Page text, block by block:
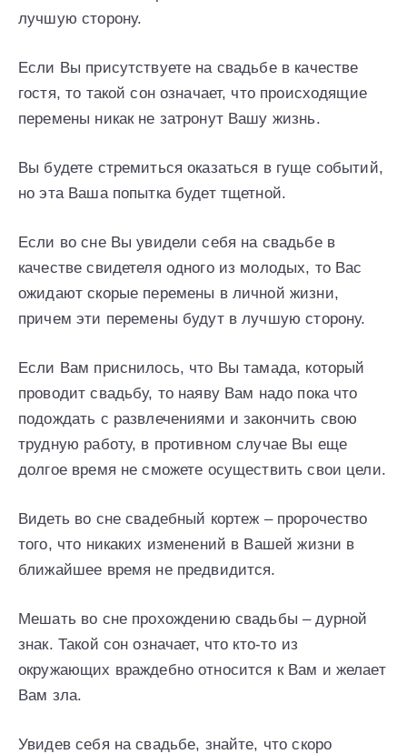
лучшую сторону.
Если Вы присутствуете на свадьбе в качестве
гостя, то такой сон означает, что происходящие
перемены никак не затронут Вашу жизнь.
Вы будете стремиться оказаться в гуще событий,
но эта Ваша попытка будет тщетной.
Если во сне Вы увидели себя на свадьбе в
качестве свидетеля одного из молодых, то Вас
ожидают скорые перемены в личной жизни,
причем эти перемены будут в лучшую сторону.
Если Вам приснилось, что Вы тамада, который
проводит свадьбу, то наяву Вам надо пока что
подождать с развлечениями и закончить свою
трудную работу, в противном случае Вы еще
долгое время не сможете осуществить свои цели.
Видеть во сне свадебный кортеж – пророчество
того, что никаких изменений в Вашей жизни в
ближайшее время не предвидится.
Мешать во сне прохождению свадьбы – дурной
знак. Такой сон означает, что кто-то из
окружающих враждебно относится к Вам и желает
Вам зла.
Увидев себя на свадьбе, знайте, что скоро